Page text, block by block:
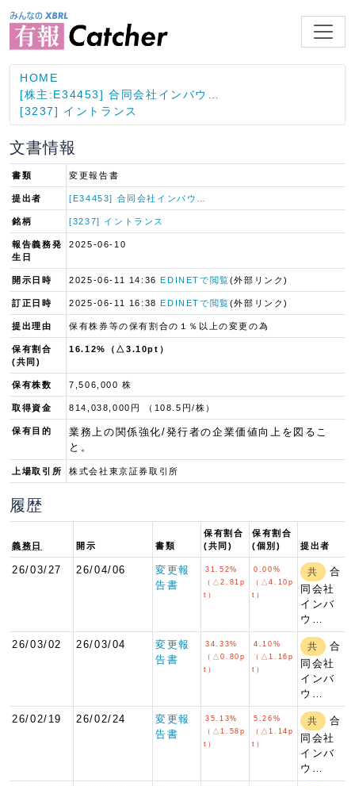
HOME
[株主:E34453] 合同会社インバウ…
[3237] イントランス
文書情報
書類 変更報告書
提出者 [E34453] 合同会社インバウ…
銘柄 [3237] イントランス
報告義務発
生日
2025-06-10
開示日時 2025-06-11 14:36EDINETで閲覧(外部リンク)
訂正日時 2025-06-11 16:38EDINETで閲覧(外部リンク)
提出理由 保有株券等の保有割合の１％以上の変更の為
保有割合
(共同)
16.12%（△3.10pt）
保有株数 7,506,000 株
取得資金 814,038,000円 （108.5円/株）
保有目的
業務上の関係強化/発行者の企業価値向上を図るこ
と。
上場取引所 株式会社東京証券取引所
履歴
義務日 開示 書類
保有割合
(共同)
保有割合
(個別)
提出者
26/03/27 26/04/06
変更報
告書
31.52%
（△2.81p
t）
0.00%
（△4.10p
t）
共
合
同会社
インバ
ウ…
26/03/02 26/03/04
変更報
告書
34.33%
（△0.80p
t）
4.10%
（△1.16p
t）
共
合
同会社
インバ
ウ…
26/02/19 26/02/24
変更報
告書
35.13%
（△1.58p
t）
5.26%
（△1.14p
t）
共
合
同会社
インバ
ウ…